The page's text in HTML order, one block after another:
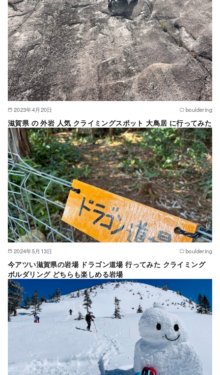
2023年4月20日 bouldering
滋賀県 の 外岩 人気 クライミングスポット 大鳥居 に行ってみた
2024年5月13日 bouldering
今アツい滋賀県の岩場 ドラゴン道場 行ってみた クライミング
ボルダリング どちらも楽しめる岩場